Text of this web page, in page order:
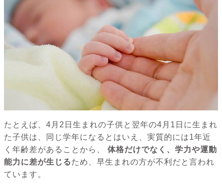
たとえば、4月2日生まれの子供と翌年の4月1日に生まれ
た子供は、同じ学年になるとはいえ、実質的には1年近
く年齢差があることから、
体格だけでなく、学力や運動
能力に差が生じるため、早生まれの方が不利だと言われ
ています。